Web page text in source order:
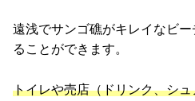
遠浅でサンゴ礁がキレイなビ
ることができます。
トイレや売店（ドリンク、シ